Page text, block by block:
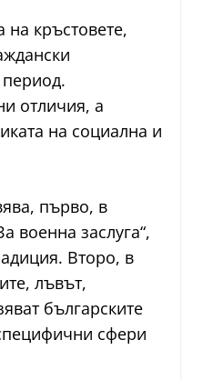
кръстовете,
отличия, а
на социална и
първо, в
военна заслуга“,
Второ, в
лъвът,
българските
сфери